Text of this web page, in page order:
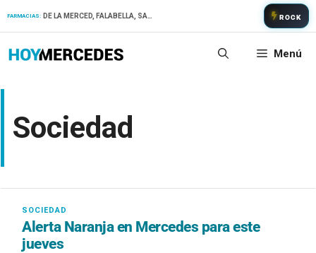
FARMACIAS: ROCK
Menú
Sociedad
Alerta Naranja en Mercedes para este
jueves